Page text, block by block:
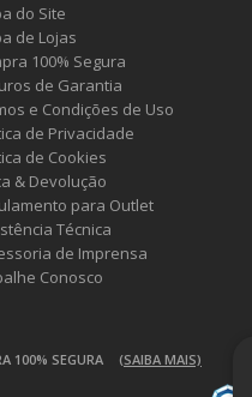
do Site
de Lojas
100% Segura
de Garantia
e Condições de Uso
de Privacidade
de Cookies
& Devolução
para Outlet
Técnica
de Imprensa
Conosco
100% SEGURA (SAIBA MAIS)